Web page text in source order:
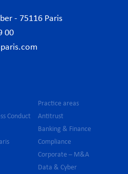
- 75116 Paris
00
Conduct
Practice areas
Antitrust
Banking & Finance
Compliance
Corporate – M&A
Data & Cyber